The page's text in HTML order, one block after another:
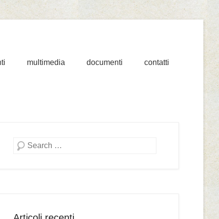
multimedia documenti contatti
Cerca